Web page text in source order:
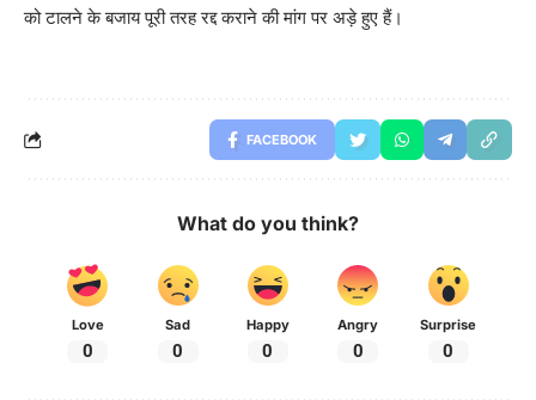
को टालने के बजाय पूरी तरह रद्द कराने की मांग पर अड़े हुए हैं।
FACEBOOK
What do you think?
Love
0
Sad
0
Happy
0
Angry
0
Surprise
0